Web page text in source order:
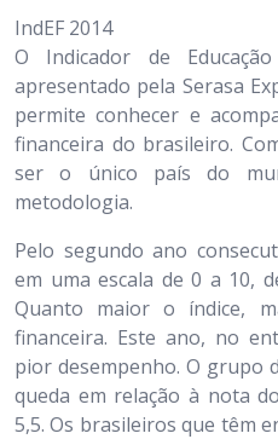
IndEF 2014
O Indicador de
apresentado pela Serasa
permite conhecer e
financeira do brasileiro.
ser o único país do
metodologia.
Pelo segundo ano
em uma escala de 0 a 10,
Quanto maior o índice,
financeira. Este ano, no
pior desempenho. O grupo
queda em relação à nota
5,5. Os brasileiros que têm